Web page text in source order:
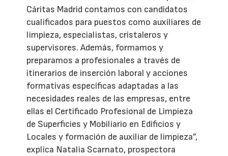
Cáritas Madrid contamos con candidatos
cualificados para puestos como auxiliares de
limpieza, especialistas, cristaleros y
supervisores. Además, formamos y
preparamos a profesionales a través de
itinerarios de inserción laboral y acciones
formativas específicas adaptadas a las
necesidades reales de las empresas, entre
ellas el Certificado Profesional de Limpieza
de Superficies y Mobiliario en Edificios y
Locales y formación de auxiliar de limpieza”,
explica Natalia Scarnato, prospectora